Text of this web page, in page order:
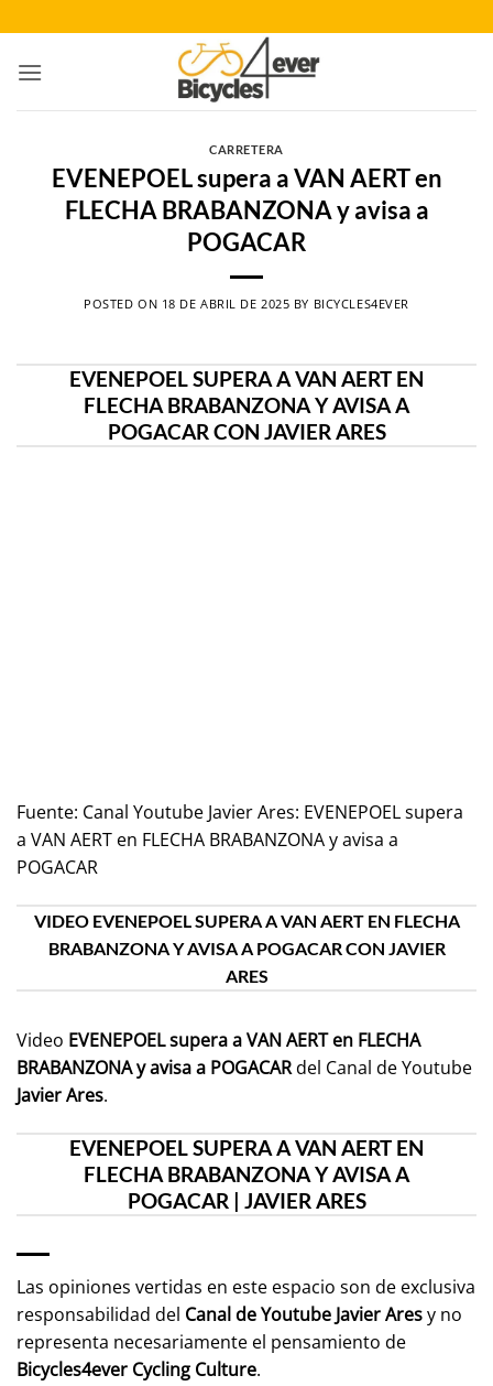
al
contenido
CARRETERA
EVENEPOEL supera a VAN AERT en
FLECHA BRABANZONA y avisa a
POGACAR
POSTED ON 18 DE ABRIL DE 2025 BY BICYCLES4EVER
EVENEPOEL SUPERA A VAN AERT EN
FLECHA BRABANZONA Y AVISA A
POGACAR CON JAVIER ARES
Fuente: Canal Youtube Javier Ares: EVENEPOEL supera
a VAN AERT en FLECHA BRABANZONA y avisa a
POGACAR
VIDEO EVENEPOEL SUPERA A VAN AERT EN FLECHA
BRABANZONA Y AVISA A POGACAR CON JAVIER
ARES
Video EVENEPOEL supera a VAN AERT en FLECHA
BRABANZONA y avisa a POGACARdel Canal de Youtube
Javier Ares.
EVENEPOEL SUPERA A VAN AERT EN
FLECHA BRABANZONA Y AVISA A
POGACAR | JAVIER ARES
Las opiniones vertidas en este espacio son de exclusiva
responsabilidad del Canal de Youtube Javier Aresy no
representa necesariamente el pensamiento de
Bicycles4ever Cycling Culture.